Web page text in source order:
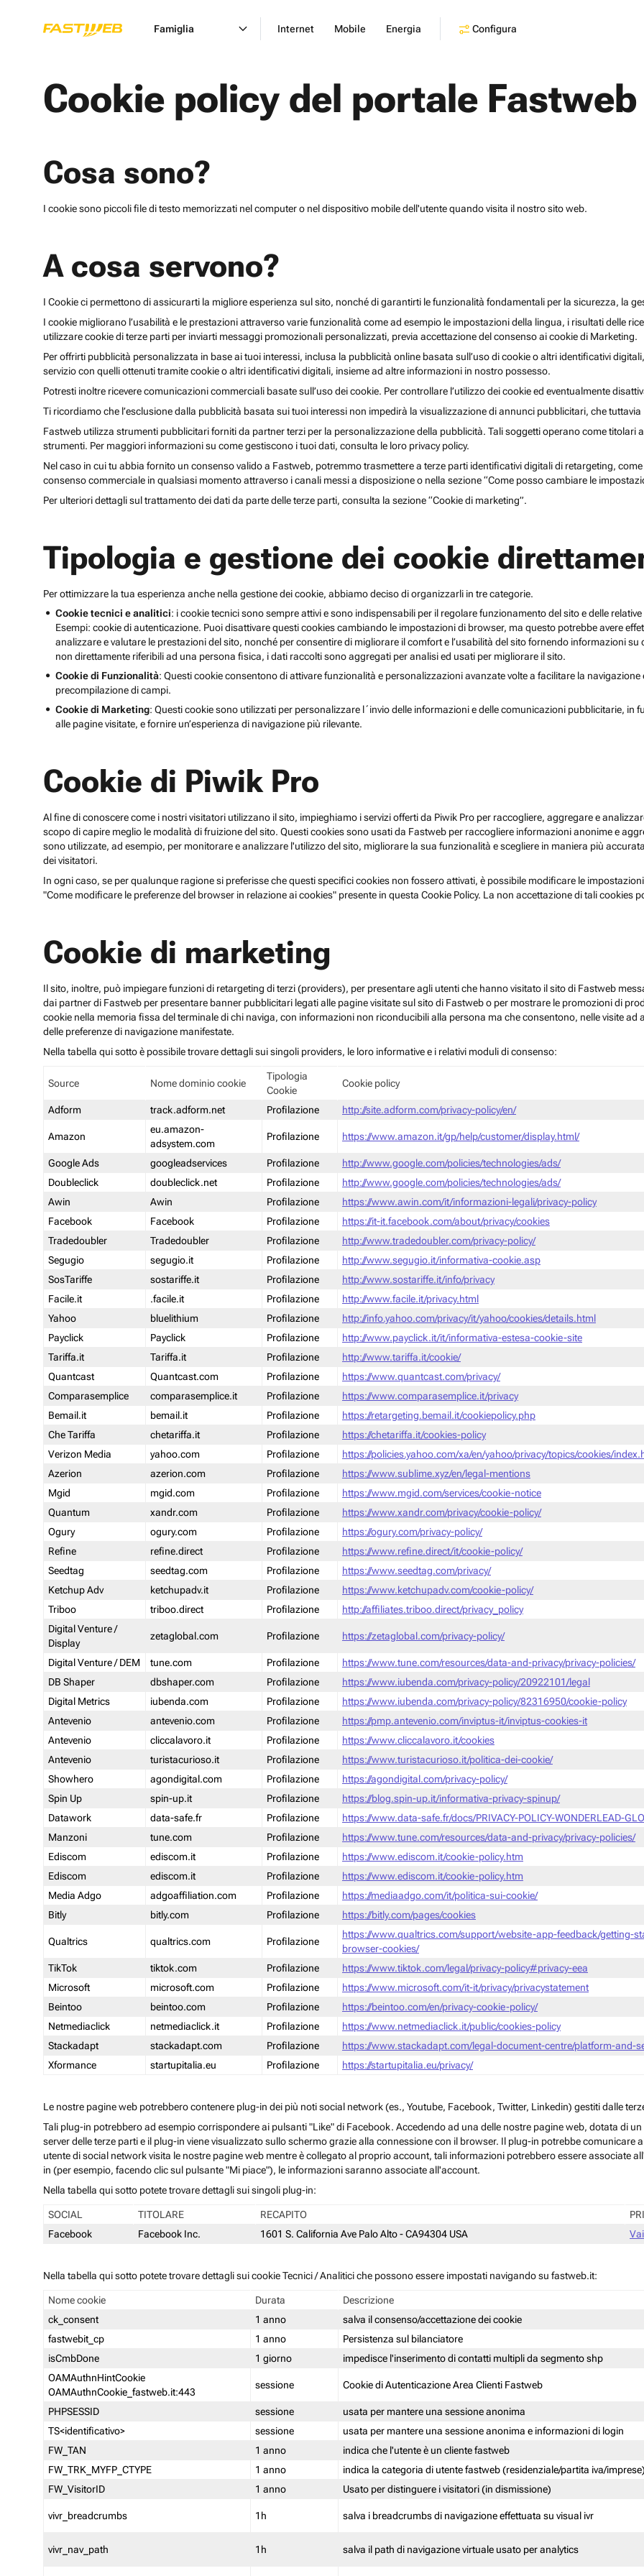
Famiglia Internet Mobile Energia Configura
Cookie policy del portale Fastweb
Cosa sono?
I cookie sono piccoli file di testo memorizzati nel computer o nel dispositivo mobile dell'utente quando visita il nostro sito web.
A cosa servono?
I Cookie ci permettono di assicurarti la migliore esperienza sul sito, nonché di garantirti le funzionalità fondamentali per la sicurezza, la
I cookie migliorano l’usabilità e le prestazioni attraverso varie funzionalità come ad esempio le impostazioni della lingua, i risultati delle
utilizzare cookie di terze parti per inviarti messaggi promozionali personalizzati, previa accettazione del consenso ai cookie di Marketing.
Per offrirti pubblicità personalizzata in base ai tuoi interessi, inclusa la pubblicità online basata sull’uso di cookie o altri identificativi
servizio con quelli ottenuti tramite cookie o altri identificativi digitali, insieme ad altre informazioni in nostro possesso.
Potresti inoltre ricevere comunicazioni commerciali basate sull’uso dei cookie. Per controllare l’utilizzo dei cookie ed eventualmente
Ti ricordiamo che l’esclusione dalla pubblicità basata sui tuoi interessi non impedirà la visualizzazione di annunci pubblicitari, che
Fastweb utilizza strumenti pubblicitari forniti da partner terzi per la personalizzazione della pubblicità. Tali soggetti operano come
strumenti. Per maggiori informazioni su come gestiscono i tuoi dati, consulta le loro privacy policy.
Nel caso in cui tu abbia fornito un consenso valido a Fastweb, potremmo trasmettere a terze parti identificativi digitali di retargeting,
consenso commerciale in qualsiasi momento attraverso i canali messi a disposizione o nella sezione “Come posso cambiare le
Per ulteriori dettagli sul trattamento dei dati da parte delle terze parti, consulta la sezione “Cookie di marketing”.
Tipologia e gestione dei cookie
Per ottimizzare la tua esperienza anche nella gestione dei cookie, abbiamo deciso di organizzarli in tre categorie.
Cookie tecnici e analitici: i cookie tecnici sono sempre attivi e sono indispensabili per il regolare funzionamento del sito e delle
Esempi: cookie di autenticazione. Puoi disattivare questi cookies cambiando le impostazioni di browser, ma questo potrebbe avere
analizzare e valutare le prestazioni del sito, nonché per consentire di migliorare il comfort e l’usabilità del sito fornendo informazioni
non direttamente riferibili ad una persona fisica, i dati raccolti sono aggregati per analisi ed usati per migliorare il sito.
Cookie di Funzionalità: Questi cookie consentono di attivare funzionalità e personalizzazioni avanzate volte a facilitare la
precompilazione di campi.
Cookie di Marketing: Questi cookie sono utilizzati per personalizzare l´invio delle informazioni e delle comunicazioni pubblicitarie, in
alle pagine visitate, e fornire un’esperienza di navigazione più rilevante.
Cookie di Piwik Pro
Al fine di conoscere come i nostri visitatori utilizzano il sito, impieghiamo i servizi offerti da Piwik Pro per raccogliere, aggregare e
scopo di capire meglio le modalità di fruizione del sito. Questi cookies sono usati da Fastweb per raccogliere informazioni anonime e
sono utilizzate, ad esempio, per monitorare e analizzare l'utilizzo del sito, migliorare la sua funzionalità e scegliere in maniera più
dei visitatori.
In ogni caso, se per qualunque ragione si preferisse che questi specifici cookies non fossero attivati, è possibile modificare le
"Come modificare le preferenze del browser in relazione ai cookies" presente in questa Cookie Policy. La non accettazione di tali cookies
Cookie di marketing
Il sito, inoltre, può impiegare funzioni di retargeting di terzi (providers), per presentare agli utenti che hanno visitato il sito di Fastweb
dai partner di Fastweb per presentare banner pubblicitari legati alle pagine visitate sul sito di Fastweb o per mostrare le promozioni di
cookie nella memoria fissa del terminale di chi naviga, con informazioni non riconducibili alla persona ma che consentono, nelle visite
delle preferenze di navigazione manifestate.
Nella tabella qui sotto è possibile trovare dettagli sui singoli providers, le loro informative e i relativi moduli di consenso:
Source Nome dominio cookie
Tipologia
Cookie
Cookie policy
Adform track.adform.net Profilazione http://site.adform.com/privacy-policy/en/
Amazon
eu.amazon-
adsystem.com
Profilazione https://www.amazon.it/gp/help/customer/display.html/
Google Ads googleadservices Profilazione
http://www.google.com/policies/technologies/ads/
Doubleclick
doubleclick.net Profilazione
http://www.google.com/policies/technologies/ads/
Awin
Awin Profilazione
https://www.awin.com/it/informazioni-legali/privacy-policy
Facebook
Facebook Profilazione
https://it-it.facebook.com/about/privacy/cookies
Tradedoubler
Tradedoubler Profilazione
http://www.tradedoubler.com/privacy-policy/
Segugio
segugio.it Profilazione
http://www.segugio.it/informativa-cookie.asp
SosTariffe
sostariffe.it Profilazione
http://www.sostariffe.it/info/privacy
Facile.it
.facile.it Profilazione
http://www.facile.it/privacy.html
Yahoo
bluelithium Profilazione
http://info.yahoo.com/privacy/it/yahoo/cookies/details.html
Payclick
Payclick Profilazione
http://www.payclick.it/it/informativa-estesa-cookie-site
Tariffa.it
Tariffa.it Profilazione
http://www.tariffa.it/cookie/
Quantcast
Quantcast.com Profilazione
https://www.quantcast.com/privacy/
Comparasemplice
comparasemplice.it Profilazione
https://www.comparasemplice.it/privacy
Bemail.it
bemail.it Profilazione
https://retargeting.bemail.it/cookiepolicy.php
Che Tariffa
chetariffa.it Profilazione
https://chetariffa.it/cookies-policy
Verizon Media
yahoo.com Profilazione
https://policies.yahoo.com/xa/en/yahoo/privacy/topics/cookies/
Azerion
azerion.com Profilazione
https://www.sublime.xyz/en/legal-mentions
Mgid
mgid.com Profilazione
https://www.mgid.com/services/cookie-notice
Quantum
xandr.com Profilazione
https://www.xandr.com/privacy/cookie-policy/
Ogury
ogury.com Profilazione
https://ogury.com/privacy-policy/
Refine
refine.direct Profilazione
https://www.refine.direct/it/cookie-policy/
Seedtag
seedtag.com Profilazione
https://www.seedtag.com/privacy/
Ketchup Adv
ketchupadv.it Profilazione
https://www.ketchupadv.com/cookie-policy/
Triboo
triboo.direct Profilazione
http://affiliates.triboo.direct/privacy_policy
Digital Venture /
Display
zetaglobal.com Profilazione https://zetaglobal.com/privacy-policy/
Digital Venture / DEM tune.com Profilazione
https://www.tune.com/resources/data-and-privacy/privacy-policies/
DB Shaper
dbshaper.com Profilazione
https://www.iubenda.com/privacy-policy/20922101/legal
Digital Metrics
iubenda.com Profilazione
https://www.iubenda.com/privacy-policy/82316950/cookie-policy
Antevenio
antevenio.com Profilazione
https://pmp.antevenio.com/inviptus-it/inviptus-cookies-it
Antevenio
cliccalavoro.it Profilazione
https://www.cliccalavoro.it/cookies
Antevenio
turistacurioso.it Profilazione
https://www.turistacurioso.it/politica-dei-cookie/
Showhero
agondigital.com Profilazione
https://agondigital.com/privacy-policy/
Spin Up
spin-up.it Profilazione
https://blog.spin-up.it/informativa-privacy-spinup/
Datawork
data-safe.fr Profilazione
https://www.data-safe.fr/docs/PRIVACY-POLICY-WONDERLEAD-
Manzoni
tune.com Profilazione
https://www.tune.com/resources/data-and-privacy/privacy-policies/
Ediscom
ediscom.it Profilazione
https://www.ediscom.it/cookie-policy.htm
Ediscom
ediscom.it Profilazione
https://www.ediscom.it/cookie-policy.htm
Media Adgo
adgoaffiliation.com Profilazione
https://mediaadgo.com/it/politica-sui-cookie/
Bitly
bitly.com Profilazione https://bitly.com/pages/cookies
Qualtrics qualtrics.com Profilazione
https://www.qualtrics.com/support/website-app-feedback/getting-
browser-cookies/
TikTok
tiktok.com Profilazione
https://www.tiktok.com/legal/privacy-policy#privacy-eea
Microsoft
microsoft.com Profilazione
https://www.microsoft.com/it-it/privacy/privacystatement
Beintoo
beintoo.com Profilazione
https://beintoo.com/en/privacy-cookie-policy/
Netmediaclick
netmediaclick.it Profilazione
https://www.netmediaclick.it/public/cookies-policy
Stackadapt
stackadapt.com Profilazione
https://www.stackadapt.com/legal-document-centre/platform-and-
Xformance
startupitalia.eu Profilazione https://startupitalia.eu/privacy/
Le nostre pagine web potrebbero contenere plug-in dei più noti social network (es., Youtube, Facebook, Twitter, Linkedin) gestiti dalle
Tali plug-in potrebbero ad esempio corrispondere ai pulsanti "Like" di Facebook. Accedendo ad una delle nostre pagine web, dotata di
server delle terze parti e il plug-in viene visualizzato sullo schermo grazie alla connessione con il browser. Il plug-in potrebbe comunicare
utente di social network visita le nostre pagine web mentre è collegato al proprio account, tali informazioni potrebbero essere associate
in (per esempio, facendo clic sul pulsante "Mi piace"), le informazioni saranno associate all'account.
Nella tabella qui sotto potete trovare dettagli sui singoli plug-in:
SOCIAL TITOLARE RECAPITO
Facebook
Facebook Inc. 1601 S. California Ave Palo Alto - CA94304 USA
Nella tabella qui sotto potete trovare dettagli sui cookie Tecnici / Analitici che possono essere impostati navigando su fastweb.it:
Nome cookie Durata
Descrizione
ck_consent
1 anno
salva il consenso/accettazione dei cookie
fastwebit_cp
1 anno
Persistenza sul bilanciatore
isCmbDone
1 giorno
impedisce l'inserimento di contatti multipli da segmento shp
OAMAuthnHintCookie
OAMAuthnCookie_fastweb.it:443
sessione Cookie di Autenticazione Area Clienti Fastweb
PHPSESSID sessione
usata per mantere una sessione anonima
TS<identificativo>
sessione
usata per mantere una sessione anonima e informazioni di login
FW_TAN
1 anno
indica che l'utente è un cliente fastweb
FW_TRK_MYFP_CTYPE
1 anno
indica la categoria di utente fastweb (residenziale/partita iva/
FW_VisitorID
1 anno Usato per distinguere i visitatori (in dismissione)
vivr_breadcrumbs 1h salva i breadcrumbs di navigazione effettuata su visual ivr
vivr_nav_path 1h salva il path di navigazione virtuale usato per analytics